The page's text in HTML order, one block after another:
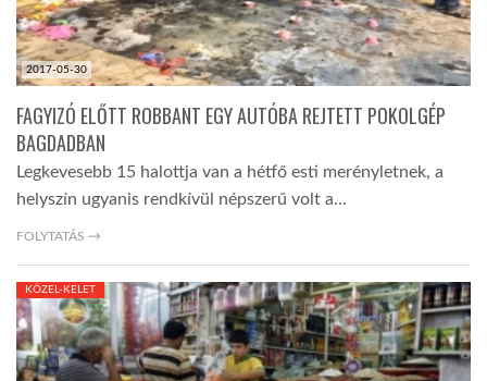
2017-05-30
FAGYIZÓ ELŐTT ROBBANT EGY AUTÓBA REJTETT POKOLGÉP
BAGDADBAN
Legkevesebb 15 halottja van a hétfő esti merényletnek, a
helyszín ugyanis rendkívül népszerű volt a…
FOLYTATÁS →
KÖZEL-KELET